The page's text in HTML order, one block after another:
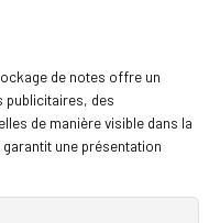
de notes offre un
publicitaires, des
de manière visible dans la
une présentation